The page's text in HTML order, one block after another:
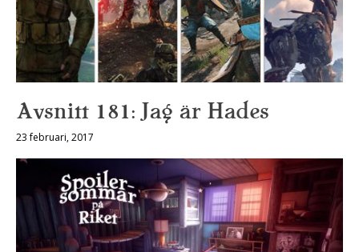
Avsnitt 181: Jag är Hades
23 februari, 2017